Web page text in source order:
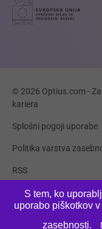
© 2026 Optius.com -
kariera
Splošni pogoji uporabe
Politika varstva
RSS
Piškotki
S tem, ko
uporabo piškotkov
zasebnosti.